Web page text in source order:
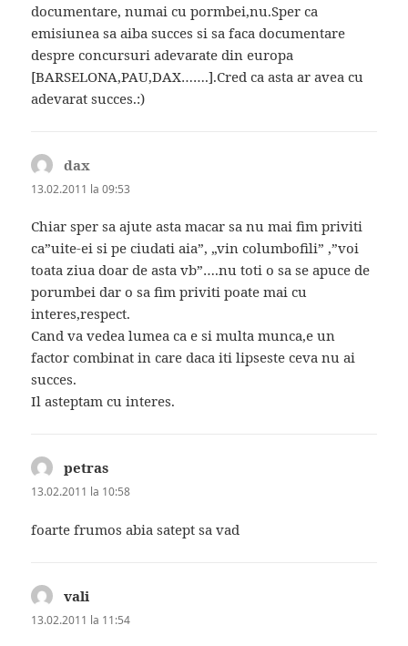
documentare, numai cu pormbei,nu.Sper ca
emisiunea sa aiba succes si sa faca documentare
despre concursuri adevarate din europa
[BARSELONA,PAU,DAX…….].Cred ca asta ar avea cu
adevarat succes.:)
dax
13.02.2011 la 09:53
Chiar sper sa ajute asta macar sa nu mai fim priviti
ca”uite-ei si pe ciudati aia”, „vin columbofili” ,”voi
toata ziua doar de asta vb”….nu toti o sa se apuce de
porumbei dar o sa fim priviti poate mai cu
interes,respect.
Cand va vedea lumea ca e si multa munca,e un
factor combinat in care daca iti lipseste ceva nu ai
succes.
Il asteptam cu interes.
petras
13.02.2011 la 10:58
foarte frumos abia satept sa vad
vali
13.02.2011 la 11:54